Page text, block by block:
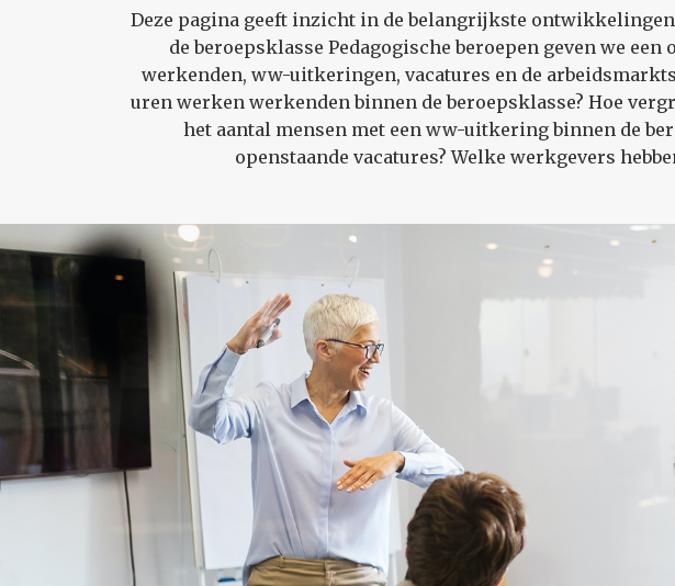
Deze pagina geeft inzicht in de belangrijkste
de beroepsklasse Pedagogische beroepen geven we
werkenden, ww-uitkeringen, vacatures en de
uren werken werkenden binnen de beroepsklasse? Hoe
het aantal mensen met een ww-uitkering binnen de
openstaande vacatures? Welke werkgevers